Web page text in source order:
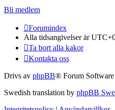
Bli medlem
Forumindex
Alla tidsangivelser är
Ta bort alla kakor
Kontakta oss
Drivs av phpBB® Forum
Swedish translation by phpBB